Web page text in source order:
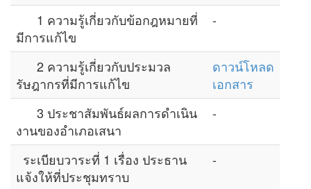
1 ความรู้เกี่ยวกับข้อกฎหมายที่
มีการแก้ไข
-
2 ความรู้เกี่ยวกับประมวล
รัษฎากรที่มีการแก้ไข
ดาวน์โหลด
เอกสาร
3 ประชาสัมพันธ์ผลการดำเนิน
งานของอำเภอเสนา
-
ระเบียบวาระที่ 1 เรื่อง ประธาน
แจ้งให้ที่ประชุมทราบ
-